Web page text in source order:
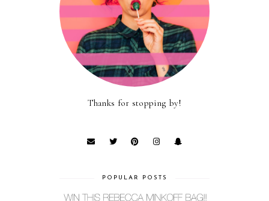
Thanks for stopping by!
POPULAR POSTS